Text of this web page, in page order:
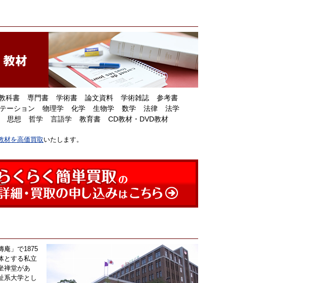
科書 専門書 学術書 論文資料 学術雑誌
参考書
ーション 物理学 化学 生物学 数学 法律
法学
思想 哲学 言語学 教育書 CD教材・DVD教材
材を高価買取いたします。
庵」で1875
とする私立
禅堂があ
系大学とし